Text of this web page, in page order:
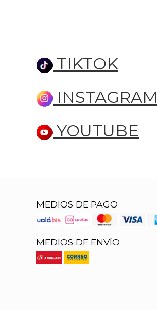
TIKTOK
INSTAGRAM
YOUTUBE
MEDIOS DE PAGO
MEDIOS DE ENVÍO